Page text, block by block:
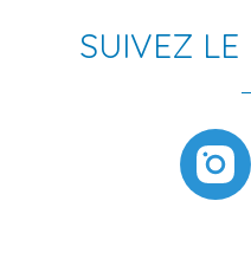
SUIVEZ LE